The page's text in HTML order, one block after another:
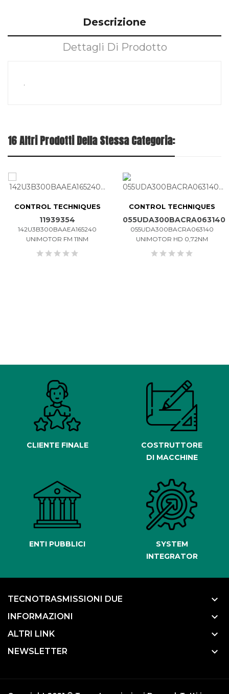
Descrizione
Dettagli Di Prodotto
.
16 Altri Prodotti Della Stessa Categoria:
CONTROL TECHNIQUES
11939354
142U3B300BAAEA165240
UNIMOTOR FM 11NM
CONTROL TECHNIQUES
055UDA300BACRA063140
055UDA300BACRA063140
UNIMOTOR HD 0,72NM
CLIENTE FINALE
COSTRUTTORE
DI MACCHINE
ENTI PUBBLICI
SYSTEM
INTEGRATOR
TECNOTRASMISSIONI DUE keyboard_arrow_down
INFORMAZIONI keyboard_arrow_down
ALTRI LINK keyboard_arrow_down
NEWSLETTER keyboard_arrow_down